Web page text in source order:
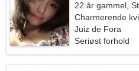
22 år gammel,
Charmerende
Juiz de Fora
Seriøst forhold